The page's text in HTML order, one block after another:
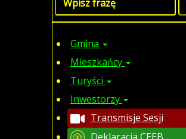
Gmina
Mieszkańcy
Turyści
Inwestorzy
Transmisje Sesji